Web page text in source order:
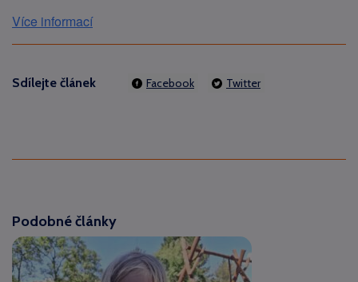
Více informací
Sdílejte článek Facebook Twitter
Podobné články